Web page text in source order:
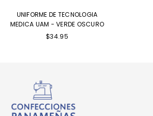
UNIFORME DE TECNOLOGIA
MEDICA UAM - VERDE OSCURO
Precio
$34.95